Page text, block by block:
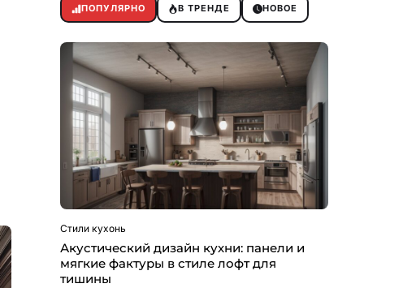
ПОПУЛЯРНО В ТРЕНДЕ НОВОЕ
Стили кухонь
Акустический дизайн кухни: панели и
мягкие фактуры в стиле лофт для
тишины